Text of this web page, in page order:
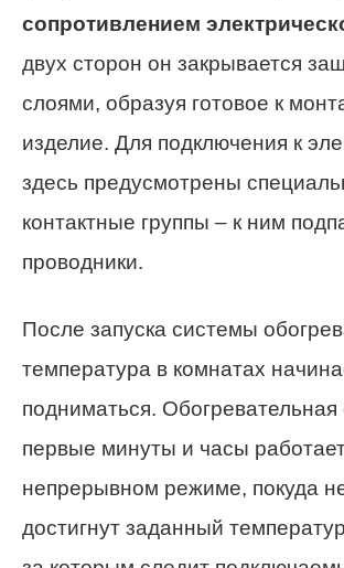
сопротивлением
двух сторон он закрывается
слоями, образуя готовое к
изделие. Для подключения к
здесь предусмотрены
контактные группы – к ним
проводники.
После запуска системы
температура в комнатах
подниматься. Обогревательная
первые минуты и часы
непрерывном режиме, покуда
достигнут заданный